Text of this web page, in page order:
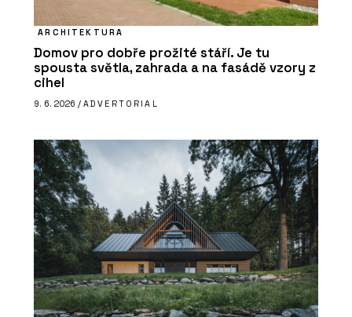
ARCHITEKTURA
Domov pro dobře prožité stáří. Je tu
spousta světla, zahrada a na fasádě vzory z
cihel
9. 6. 2026 / ADVERTORIAL